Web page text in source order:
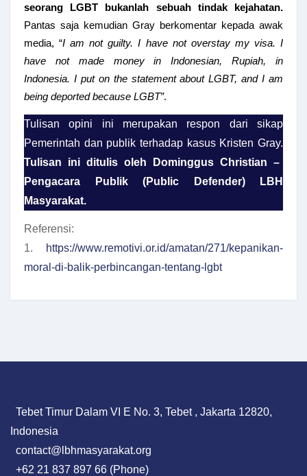
seorang LGBT bukanlah sebuah tindak kejahatan.
Pantas saja kemudian Gray berkomentar kepada awak
media, “I am not guilty. I have not overstay my visa. I
have not made money in Indonesian, Rupiah, in
Indonesia. I put on the statement about LGBT, and I am
being deported because LGBT”.
Tulisan opini ini merupakan respon dari sikap
Pemerintah dan publik terhadap kasus Kristen Gray.
Tulisan ini ditulis oleh Dominggus Christian –
Pengacara Publik (Public Defender) LBH
Masyarakat.
Referensi:
1.
https://www.remotivi.or.id/amatan/271/kepanikan-
moral-di-balik-perbincangan-tentang-lgbt
Tebet Timur Dalam VI E No. 3, Tebet , Jakarta 12820,
Indonesia
contact@lbhmasyarakat.org
+62 21 837 897 66 (Phone)